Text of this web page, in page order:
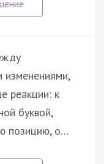
изменениями,
реакции: к
буквой,
позицию, о…